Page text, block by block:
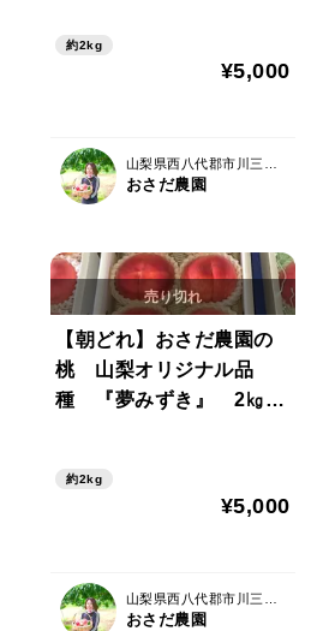
り順次発送
約2kg
¥5,000
山梨県西八代郡市川三郷町
おさだ農園
【朝どれ】おさだ農園の
桃 山梨オリジナル品
種 『夢みずき』 2㎏
約2kg
¥5,000
おさだ農園